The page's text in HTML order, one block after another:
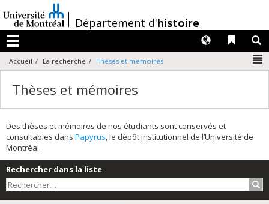
au
contenu
/Département d'histoire
Menu
Liens
Langues
Accueil La recherche Thèses et mémoires
Thèses et mémoires
Des thèses et mémoires de nos étudiants sont conservés et
consultables dans Papyrus, le dépôt institutionnel de l’Université de
Montréal.
Rechercher dans la liste